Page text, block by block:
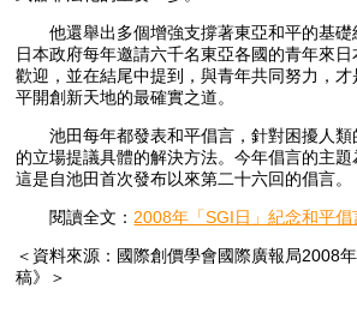
他還舉出多個增強支撐著東亞和平的基礎
日本政府每年邀請六千名東亞各國的青年來
歡迎，並在結尾中提到，與青年共同努力，
平開創新天地的最確實之道。
池田每年都發表和平倡言，針對困擾人類
的立場提議具體的解決方法。今年倡言的主題
這是自池田首次發布以來第二十六回的倡言。
閱讀全文： 2008年「SGI日」紀念和平倡
＜資料來源：國際創價學會國際廣報局2008
稿》＞